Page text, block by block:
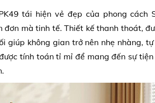
tái hiện vẻ đẹp của phong cách
đơn mà tinh tế. Thiết kế thanh thoát,
giúp không gian trở nên nhẹ nhàng,
tính toán tỉ mỉ để mang đến sự